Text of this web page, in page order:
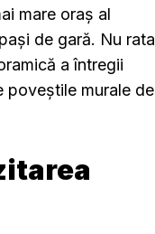
mare oraș al
de gară. Nu rata
a întregii
poveștile murale de